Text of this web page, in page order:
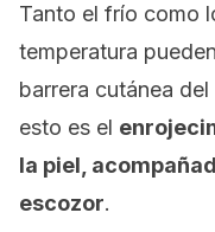
Tanto el frío como
temperatura
barrera cutánea
esto es el
la piel,
escozor.